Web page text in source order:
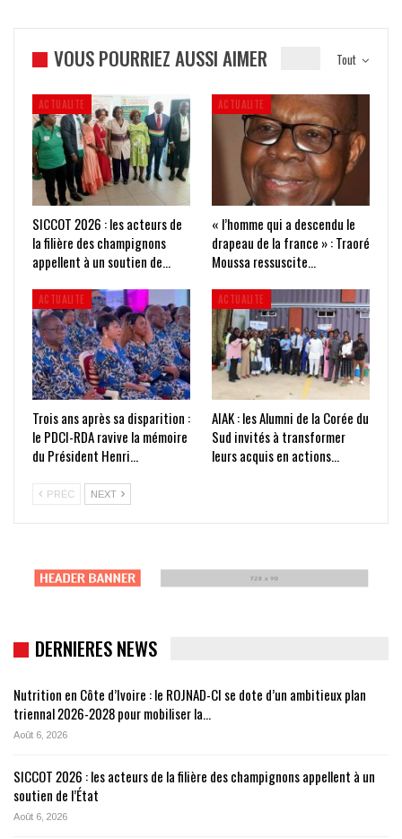
Tout
VOUS POURRIEZ AUSSI AIMER
ACTUALITE
SICCOT 2026 : les acteurs de
la filière des champignons
appellent à un soutien de…
ACTUALITE
« l’homme qui a descendu le
drapeau de la france » : Traoré
Moussa ressuscite…
ACTUALITE
Trois ans après sa disparition :
le PDCI-RDA ravive la mémoire
du Président Henri…
ACTUALITE
AIAK : les Alumni de la Corée du
Sud invités à transformer
leurs acquis en actions…
PRÉC NEXT
DERNIERES NEWS
Nutrition en Côte d’Ivoire : le ROJNAD-CI se dote d’un ambitieux plan
triennal 2026-2028 pour mobiliser la…
Août 6, 2026
SICCOT 2026 : les acteurs de la filière des champignons appellent à un
soutien de l’État
Août 6, 2026